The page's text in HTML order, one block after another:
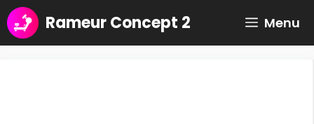
Aller
au
contenu
Rameur Concept 2 Menu